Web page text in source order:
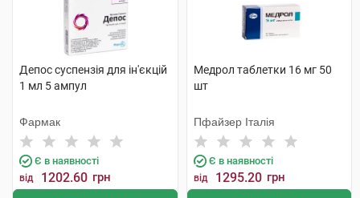
Депос суспензія для ін'єкцій
1 мл 5 ампул
Фармак
Є в наявності
від 1202.60 грн
Медрол таблетки 16 мг 50
шт
Пфайзер Італія
Є в наявності
від 1295.20 грн